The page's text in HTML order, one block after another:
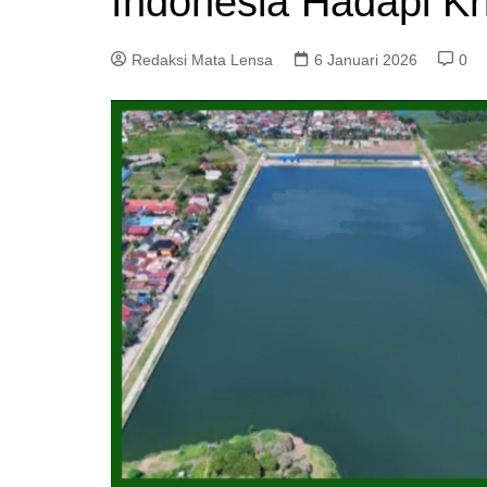
Redaksi Mata Lensa 6 Januari 2026 0